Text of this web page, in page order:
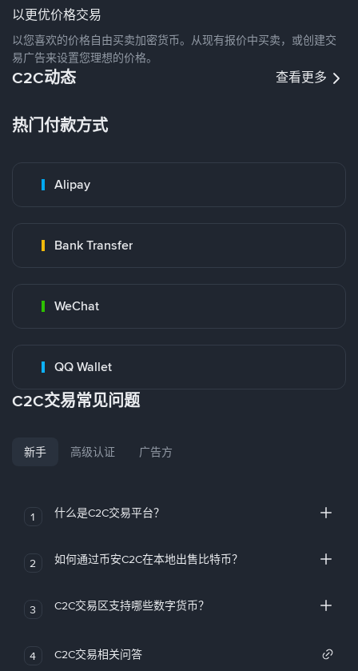
以更优价格交易
以您喜欢的价格自由买卖加密货币。从现有报价中买卖，或创建交
易广告来设置您理想的价格。
C2C动态 查看更多
热门付款方式
Alipay
Bank Transfer
WeChat
QQ Wallet
C2C交易常见问题
新手 高级认证 广告方
1 什么是C2C交易平台？
2 如何通过币安C2C在本地出售比特币？
3 C2C交易区支持哪些数字货币？
4 C2C交易相关问答